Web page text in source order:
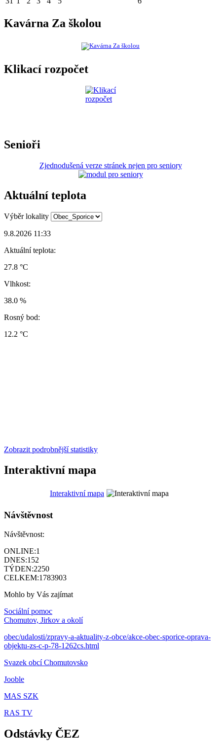
Kavárna Za školou
Klikací rozpočet
Senioři
Zjednodušená verze stránek nejen pro seniory
Aktuální teplota
Výběr lokality
9.8.2026 11:33
Aktuální teplota:
27.8 °C
Vlhkost:
38.0 %
Rosný bod:
12.2 °C
Zobrazit podrobnější statistiky
Interaktivní mapa
Interaktivní mapa
Návštěvnost
Návštěvnost:
ONLINE:1
DNES:152
TÝDEN:2250
CELKEM:1783903
Mohlo by Vás zajímat
Sociální pomoc
Chomutov, Jirkov a okolí
obec/udalosti/zpravy-a-aktuality-z-obce/akce-obec-sporice-oprava-
objektu-zs-c-p-78-1262cs.html
Svazek obcí Chomutovsko
Jooble
MAS SZK
RAS TV
Odstávky ČEZ